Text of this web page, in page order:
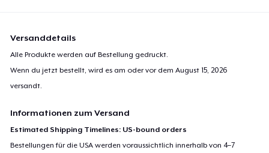
Versanddetails
Alle Produkte werden auf Bestellung gedruckt.
Wenn du jetzt bestellt, wird es am oder vor demAugust 15, 2026
versandt.
Informationen zum Versand
Estimated Shipping Timelines: US-bound orders
Bestellungen für die USA werden voraussichtlich innerhalb von 4–7